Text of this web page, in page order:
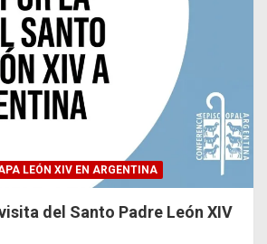
LEÓN XIV EN ARGENTINA
del Santo Padre León XIV